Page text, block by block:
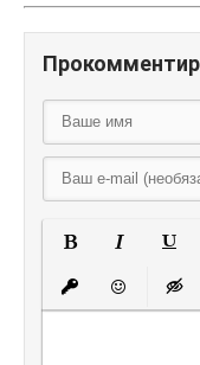
Полужирный
Курсив
Вставить